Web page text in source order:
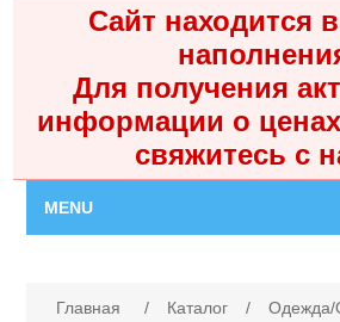
Сайт находится
Для получения
информации о ценах
свяжитесь с
MENU
Главная / Каталог / Одежда/